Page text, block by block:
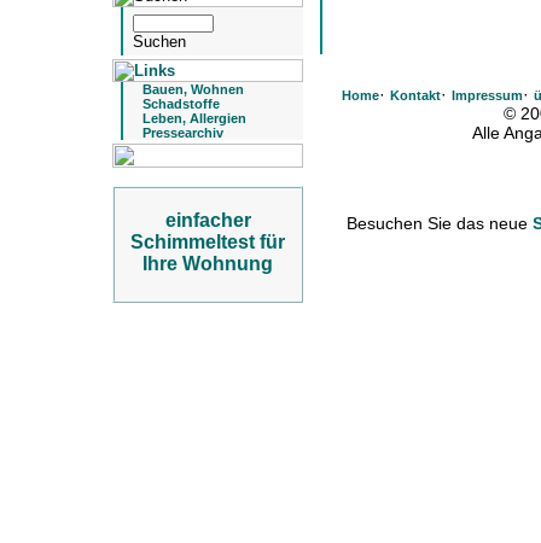
Bauen, Wohnen
Schadstoffe
Leben, Allergien
Pressearchiv
einfacher
Schimmeltest für
Ihre Wohnung
Home· Kontakt· Impressum·
©
Alle
Besuchen Sie das neue